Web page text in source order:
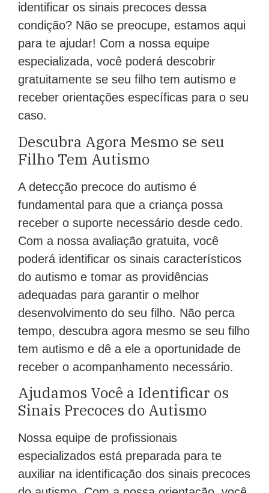
identificar os sinais precoces dessa
condição? Não se preocupe, estamos aqui
para te ajudar! Com a nossa equipe
especializada, você poderá descobrir
gratuitamente se seu filho tem autismo e
receber orientações específicas para o seu
caso.
Descubra Agora Mesmo se seu
Filho Tem Autismo
A detecção precoce do autismo é
fundamental para que a criança possa
receber o suporte necessário desde cedo.
Com a nossa avaliação gratuita, você
poderá identificar os sinais característicos
do autismo e tomar as providências
adequadas para garantir o melhor
desenvolvimento do seu filho. Não perca
tempo, descubra agora mesmo se seu filho
tem autismo e dê a ele a oportunidade de
receber o acompanhamento necessário.
Ajudamos Você a Identificar os
Sinais Precoces do Autismo
Nossa equipe de profissionais
especializados está preparada para te
auxiliar na identificação dos sinais precoces